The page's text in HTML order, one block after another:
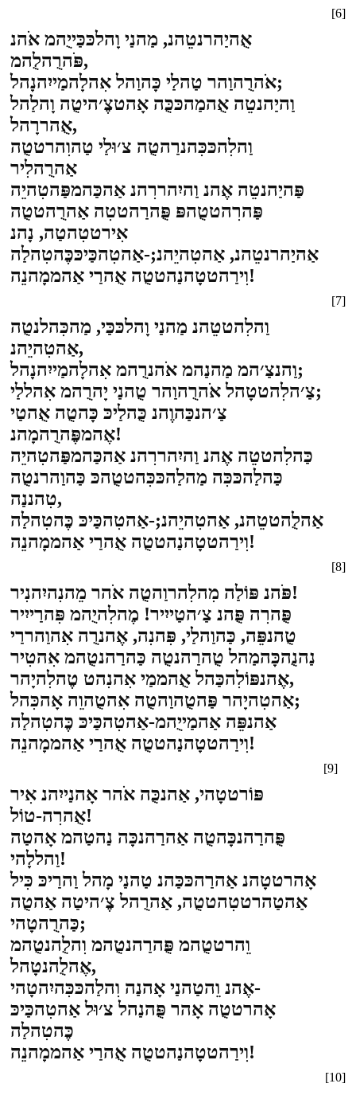
[6]
אֻהיַהרנטֵהנ, מַהנַי וָהלכּכַּייֻהמ אֹהנ
פֹּהרֻהלֻהמ,
אֹהרֻהוַהר טַהלַי כָּהוַהל אִהלָהמַייִהנָהל;
וַהיַהנטֵה אֻהמַהכּכֻּה אָהטצֶ׳היטֻה וָהלַהל
אֻהררָהל,
וַהלִהכּכִּהנרַהטֻה צ׳וּלַי טַהוִהרטטֻה
אַהרֻהלִיר
פַּהיַהנטֵה אֶהנ וַהיִהררִהנ אַהכַּהמפַּהטִהיֵה
פַּהרִהטטֻהפּ פֻּהרַהטטִה אַהרֻהטטֻה
אִירטטִהטַה, נָהנ
אַהיַהרנטֵהנ, אַהטִהיֵהנ;-אַהטִהכַּיכּכֶּהטִהלַה
וִירַהטטָהנַהטטֻה אֻהרַי אַהממָהנֵה!
[7]
וַהלִהטטֵהנ מַהנַי וָהלכּכַּי, מַהכִּהלנטֻה
אַהטִהיֵהנ,
וַהנצַ׳המ מַהנַהמ אֹהנרֻהמ אִהלָהמַייִהנָהל;
צַ׳הלִהטטָהל אֹהרֻהוַהר טֻהנַי יָהרֻהמ אִהללַי;
צַ׳הנכַּהוֶהנ כֻּהלַיכּ כָּהטֻה אֻהטַי
אֶהמפֶּהרֻהמָהנ!
כַּהלִהטטֵה אֶהנ וַהיִהררִהנ אַהכַּהמפַּהטִהיֵה
כַּהלַהכּכִּה מַהלַהכּכִּהטטֻהכּ כַּהוַהרנטֻה
טִהננַה,
אַהלֻהטטֵהנ, אַהטִהיֵהנ;-אַהטִהכַּיכּ כֶּהטִהלַה
וִירַהטטָהנַהטטֻה אֻהרַי אַהממָהנֵה!
[8]
פֹּהנ פּוֹלַה מִהלִהרוַהטֻה אֹהר מֵהנִהיִהנִיר!
פֻּהרִה פֻּהנ צַ׳הטַייִיר! מֶהלִהיֻהמ פִּהרַייִיר
טֻהנפֵּה, כַּהוַהלַי, פִּהנִה, אֶהנרֻה אִהוַהררַי
נַהנֻהכָּהמַהל טֻהרַהנטֻה כַּהרַהנטֻהמ אִהטִיר
אֶהנפּוֹלִהכַּהל אֻהממַי אִהנִהט טֶהלִהיָהר,
אַהטִהיָהר פַּהטֻהוַהטֻה אִהטֻהוֵה אָהכִּהל;
אַהנפֵּה אַהמַייֻהמ-אַהטִהכַּיכּ כֶּהטִהלַה
וִירַהטטָהנַהטטֻה אֻהרַי אַהממָהנֵה!
[9]
פּוֹרטטָהי, אַהנכֻּה אֹהר אָהנַייִהנ אִיר
אֻהרִה-טוֹל!
פֻּהרַהנכָּהטֻה אַהרַהנכָּה נַהטַהמ אָהטַה
וַהללָהי!
אָהרטטָהנ אַהרַהכּכַּהנ טַהנַי מָהל וַהרַיכּ כִּיל
אַהטַהרטטִהטטֻה, אַהרֻהל צֶ׳היטַה אַהטֻה
כַּהרֻהטָהי;
וֵהרטטֻהמ פֻּהרַהנטֻהמ וִהלֻהנטֻהמ
אֶהלֻהנטָהל,
אֶהנ וֵהטַהנַי אָהנַה וִהלַהכּכִּהיִהטָהי-
אָהרטטֻה אָהר פֻּהנַהל צ׳וּל אַהטִהכַּיכּ
כֶּהטִהלַה
וִירַהטטָהנַהטטֻה אֻהרַי אַהממָהנֵה!
[10]